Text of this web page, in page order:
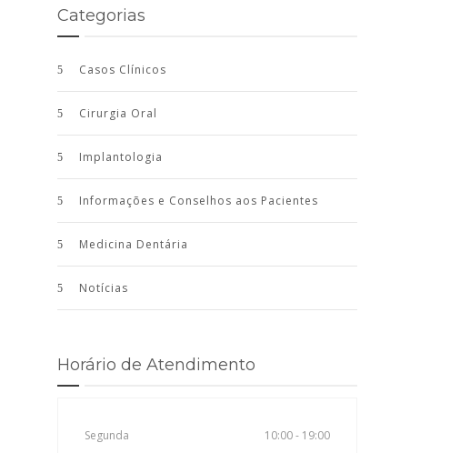
Categorias
Casos Clínicos
Cirurgia Oral
Implantologia
Informações e Conselhos aos Pacientes
Medicina Dentária
Notícias
Horário de Atendimento
Segunda 10:00 - 19:00